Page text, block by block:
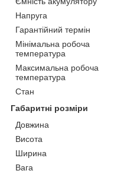
Напруга
Гарантійний термін
Мінімальна робоча
температура
Максимальна робоча
температура
Стан
Габаритні розміри
Довжина
Висота
Ширина
Вага